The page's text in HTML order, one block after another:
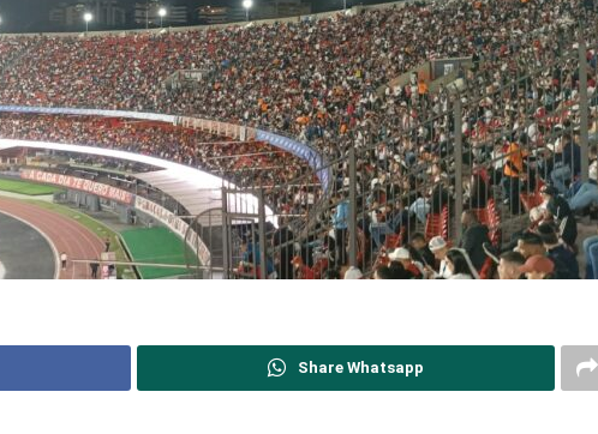
Share Whatsapp